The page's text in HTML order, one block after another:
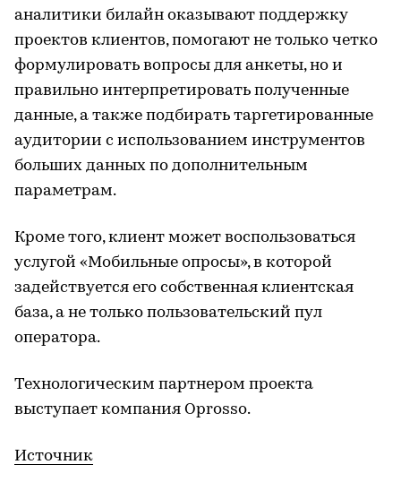
аналитики билайн оказывают поддержку
проектов клиентов, помогают не только четко
формулировать вопросы для анкеты, но и
правильно интерпретировать полученные
данные, а также подбирать таргетированные
аудитории с использованием инструментов
больших данных по дополнительным
параметрам.
Кроме того, клиент может воспользоваться
услугой «Мобильные опросы», в которой
задействуется его собственная клиентская
база, а не только пользовательский пул
оператора.
Технологическим партнером проекта
выступает компания Oprosso.
Источник